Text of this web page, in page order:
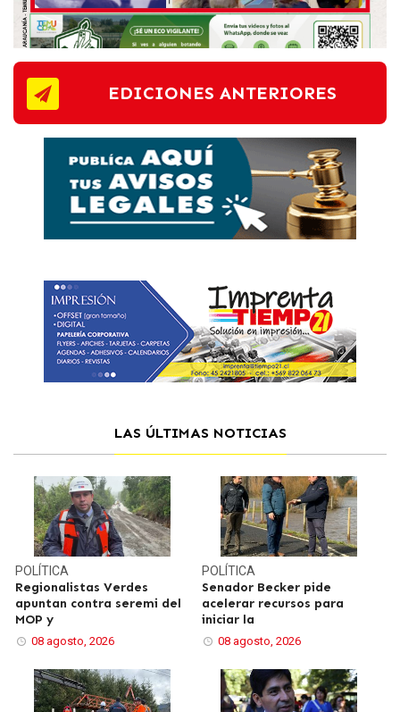
EDICIONES ANTERIORES
LAS ÚLTIMAS NOTICIAS
POLÍTICA
Regionalistas Verdes
apuntan contra seremi del
MOP y
08 agosto, 2026
POLÍTICA
Senador Becker pide
acelerar recursos para
iniciar la
08 agosto, 2026